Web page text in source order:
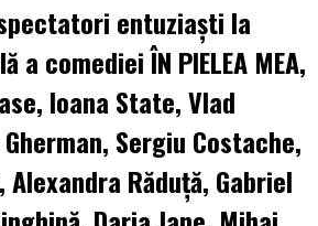
entuziaști la
a comediei ÎN PIELEA MEA,
Ioana State, Vlad
Sergiu Costache,
Alexandra Răduță, Gabriel